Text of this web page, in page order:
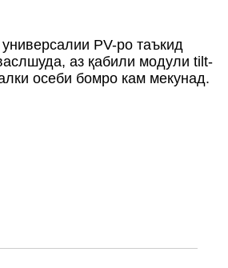
PV-ро таъкид
аз қабили модули tilt-
осеби бомро кам мекунад.